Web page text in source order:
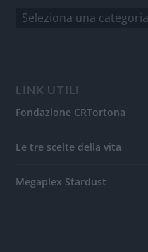
LINK UTILI
Fondazione CRTortona
Le tre scelte della vita
Megaplex Stardust